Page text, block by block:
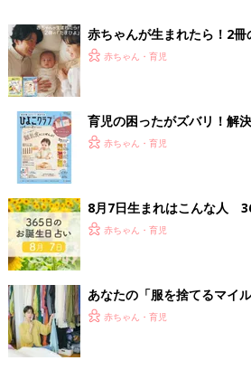
赤ちゃんが生まれたら！2冊
赤ちゃん・育児
育児の困ったがズバリ！解
つ情報がいっぱい！
赤ちゃん・育児
8月7日生まれはこんな人
赤ちゃん・育児
あなたの「服を捨てるマイ
スタイリストが喝！
赤ちゃん・育児